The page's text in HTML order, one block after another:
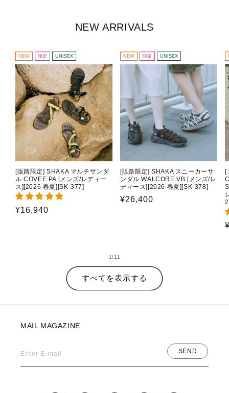
NEW ARRIVALS
NEW 限定 UNISEX
[販路限定] SHAKA マルチサンダ
ル COVEE PA [メンズ/レディー
ス][2026 春夏][SK-377]
通
¥16,940
NEW 限定 UNISEX
[販路限定] SHAKA スニーカーサ
ンダル WALCORE VB [メンズ/レ
ディース][2026 春夏][SK-378]
通
¥26,400
[
1/の
11
すべてを表示する
MAIL MAGAZINE
Enter E-mail SEND